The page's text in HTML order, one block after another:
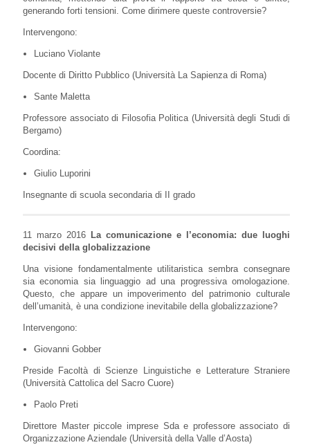
generando forti tensioni. Come dirimere queste controversie?
Intervengono:
Luciano Violante
Docente di Diritto Pubblico (Università La Sapienza di Roma)
Sante Maletta
Professore associato di Filosofia Politica (Università degli Studi di
Bergamo)
Coordina:
Giulio Luporini
Insegnante di scuola secondaria di II grado
11 marzo 2016 La comunicazione e l’economia: due luoghi
decisivi della globalizzazione
Una visione fondamentalmente utilitaristica sembra consegnare
sia economia sia linguaggio ad una progressiva omologazione.
Questo, che appare un impoverimento del patrimonio culturale
dell’umanità, è una condizione inevitabile della globalizzazione?
Intervengono:
Giovanni Gobber
Preside Facoltà di Scienze Linguistiche e Letterature Straniere
(Università Cattolica del Sacro Cuore)
Paolo Preti
Direttore Master piccole imprese Sda e professore associato di
Organizzazione Aziendale (Università della Valle d’Aosta)